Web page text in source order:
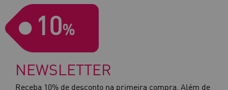
10%
NEWSLETTER
Receba 10% de desconto na primeira compra. Além de